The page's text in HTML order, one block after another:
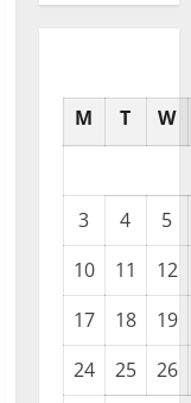
M T W
3 4
5
10
11
12
17
18
19
24
25
26